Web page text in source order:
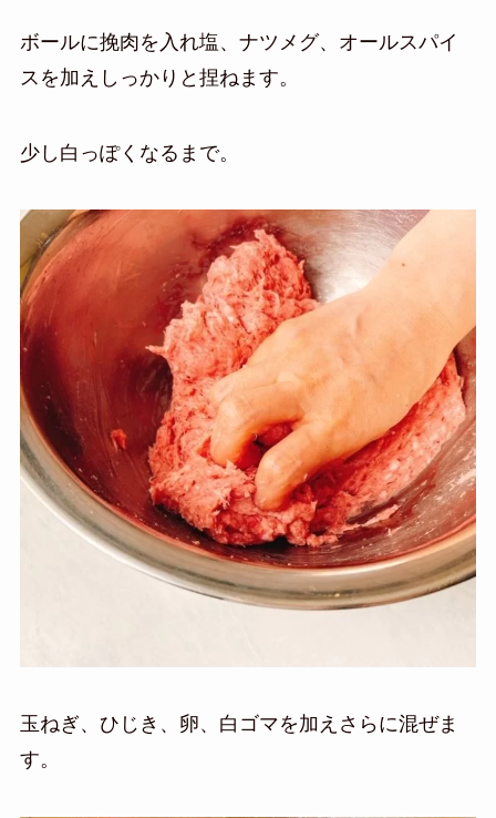
ボールに挽肉を入れ塩、ナツメグ、オールスパイ
スを加えしっかりと捏ねます。
少し白っぽくなるまで。
玉ねぎ、ひじき、卵、白ゴマを加えさらに混ぜま
す。